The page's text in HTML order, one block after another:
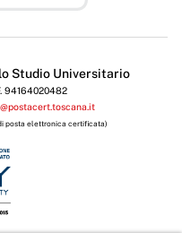
Studio Universitario
94164020482
posta elettronica certificata)